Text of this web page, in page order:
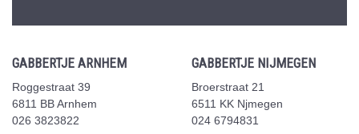
GABBERTJE ARNHEM
Roggestraat 39
6811 BB Arnhem
026 3823822
GABBERTJE NIJMEGEN
Broerstraat 21
6511 KK Njmegen
024 6794831